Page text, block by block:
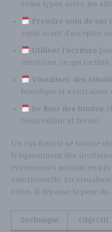
refus types selon les
Prendre soin de soi
réels avant d’accepter
Utiliser l’écriture
émotions, ce qui facilite
Visualiser des
bénéfique et s’entraîner
Se fixer des limites
bienveillant et ferme.
Un cas d’école se trouve
fréquemment des
événements sociaux en
émotionnelle. En
refus, il dépasse la peur
Technique Objectif